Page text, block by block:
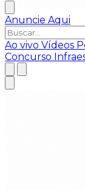
Anuncie Aqui
Ao vivo Vídeos
Concurso